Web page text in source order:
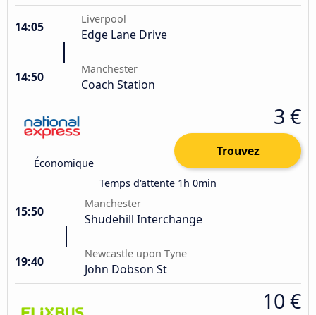
14:05
Liverpool
Edge Lane Drive
14:50
Manchester
Coach Station
Économique
3 €
Trouvez
Temps d'attente 1h 0min
15:50
Manchester
Shudehill Interchange
19:40
Newcastle upon Tyne
John Dobson St
10 €